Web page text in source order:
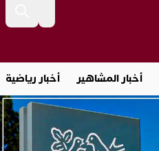
أخبار المشاهير أخبار رياضية